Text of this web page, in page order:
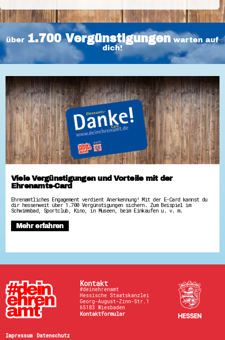
über 1.700 Vergünstigungen warten auf
dich!
Viele Vergünstigungen und Vorteile mit der
Ehrenamts-Card
Ehrenamtliches Engagement verdient Anerkennung! Mit der E-Card kannst du
dir hessenweit über 1.700 Vergünstigungen sichern. Zum Beispiel im
Schwimmbad, Sportclub, Kino, in Museen, beim Einkaufen u. v. m.
Mehr erfahren
Kontakt
#deinehrenamt
Hessische Staatskanzlei
Georg-August-Zinn-Str.1
65183 Wiesbaden
Kontaktformular
Impressum Datenschutz